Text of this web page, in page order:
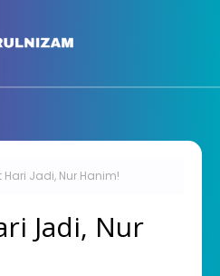
Jadi, Nur Hanim!
Jadi, Nur